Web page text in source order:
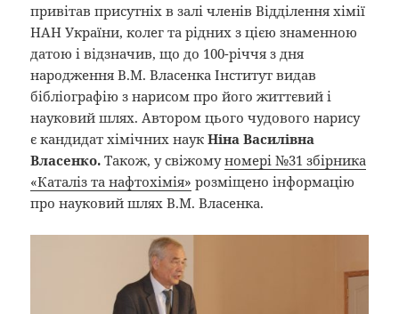
привітав присутніх в залі членів Відділення хімії
НАН України, колег та рідних з цією знаменною
датою і відзначив, що до 100-річчя з дня
народження В.М. Власенка Інститут видав
бібліографію з нарисом про його життєвий і
науковий шлях. Автором цього чудового нарису
є кандидат хімічних наукНіна Василівна
Власенко.Також, у свіжомуномері №31 збірника
«Каталіз та нафтохімія» розміщено інформацію
про науковий шлях В.М. Власенка.